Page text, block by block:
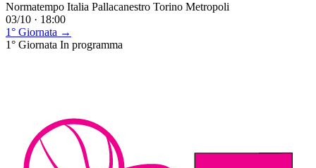
Normatempo Italia Pallacanestro Torino Metropoli
03/10 · 18:00
1° Giornata →
1° Giornata In programma